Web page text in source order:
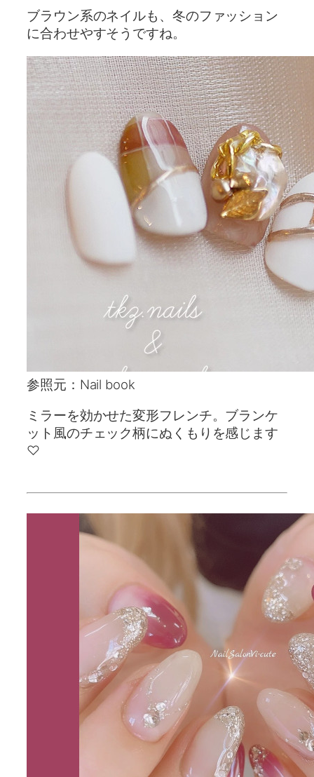
ブラウン系のネイルも、冬のファッション
に合わせやすそうですね。
参照元：Nail book
ミラーを効かせた変形フレンチ。ブランケ
ット風のチェック柄にぬくもりを感じます
♡